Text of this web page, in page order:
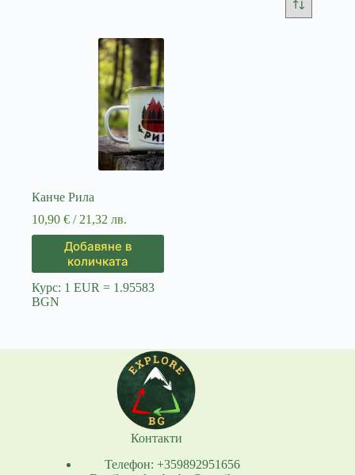
Канче Рила
10,90 € / 21,32 лв.
Добавяне в
количката
Курс: 1 EUR = 1.95583
BGN
Контакти
Телефон: +359892951656